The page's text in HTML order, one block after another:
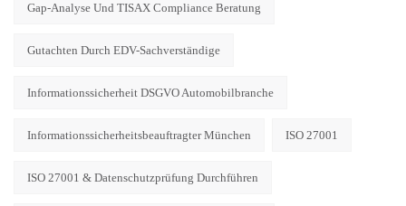
Gap-Analyse Und TISAX Compliance Beratung
Gutachten Durch EDV-Sachverständige
Informationssicherheit DSGVO Automobilbranche
Informationssicherheitsbeauftragter München ISO 27001
ISO 27001 & Datenschutzprüfung Durchführen